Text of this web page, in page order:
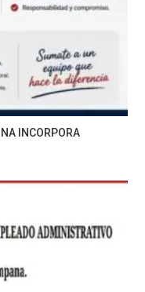
INCORPORA